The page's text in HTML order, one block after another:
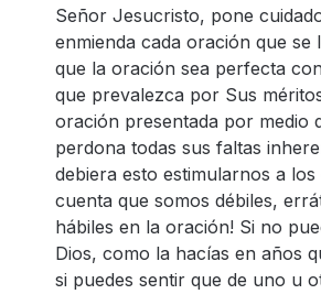
Señor Jesucristo, pone
enmienda cada oración que se
que la oración sea perfecta
que prevalezca por Sus
oración presentada por medio
perdona todas sus faltas
debiera esto estimularnos a
cuenta que somos débiles,
hábiles en la oración! Si no
Dios, como la hacías en años
si puedes sentir que de uno u